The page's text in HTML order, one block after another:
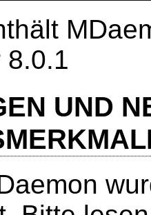
8.0.1
UND